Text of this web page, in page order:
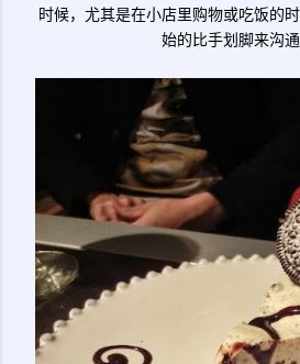
时候，尤其是在小店里购物或吃饭的
始的比手划脚来沟通